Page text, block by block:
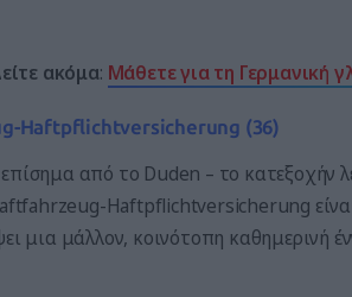
ακόμα: Μάθετε για τη Γερμανική
Haftpflichtversicherung (36)
από το Duden – το κατεξοχήν
Haftpflichtversicherung
μια μάλλον, κοινότοπη καθημερινή